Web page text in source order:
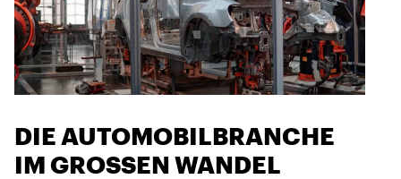
DIE AUTOMOBILBRANCHE
IM GROSSEN WANDEL